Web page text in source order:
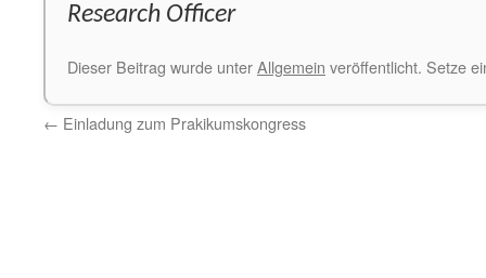
Research Officer
Dieser Beitrag wurde unterAllgemein veröffentlicht. Setze
← Einladung zum Prakikumskongress